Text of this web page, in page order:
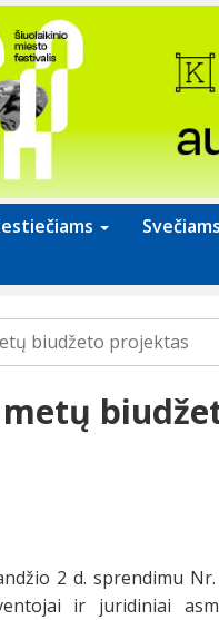
Svečiams
biudžeto projektas
2 d. sprendimu
ir juridiniai